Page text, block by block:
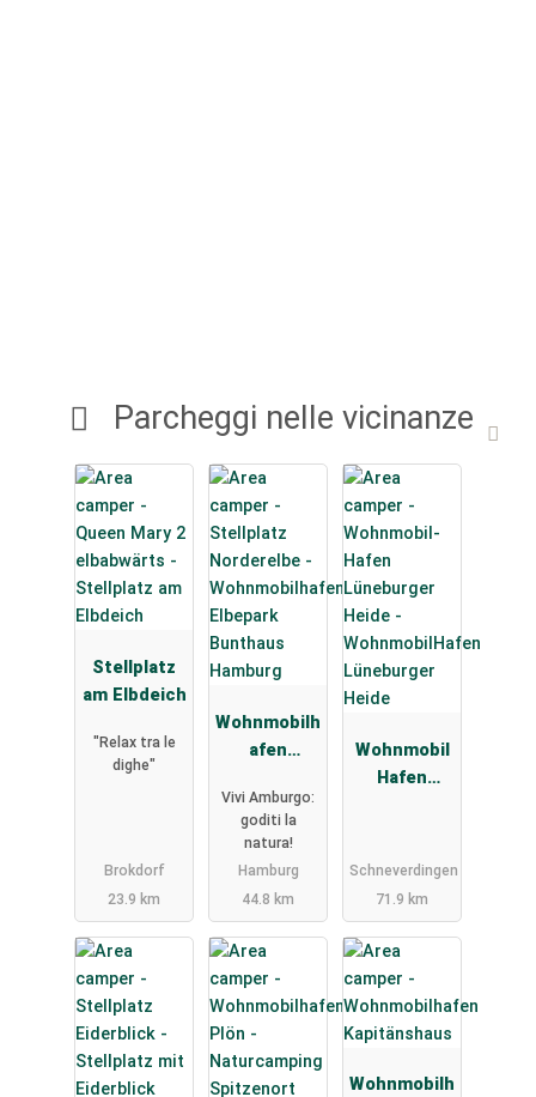
Parcheggi nelle vicinanze
Stellplatz
am Elbdeich
"Relax tra le
dighe"
Brokdorf
23.9 km
Wohnmobilh
afen
Bunthaus
Hamburg
Vivi Amburgo:
goditi la
natura!
Hamburg
44.8 km
Wohnmobil
Hafen
Schneverdingen
71.9 km
Wohnmobilh